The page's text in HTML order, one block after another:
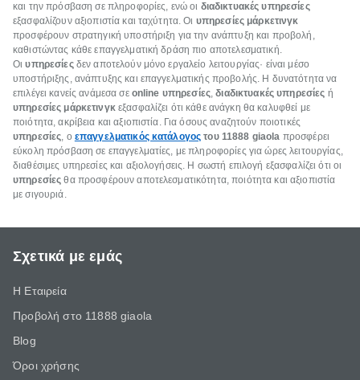
και την πρόσβαση σε πληροφορίες, ενώ οι διαδικτυακές υπηρεσίες
εξασφαλίζουν αξιοπιστία και ταχύτητα. Οι υπηρεσίες μάρκετινγκ
προσφέρουν στρατηγική υποστήριξη για την ανάπτυξη και προβολή,
καθιστώντας κάθε επαγγελματική δράση πιο αποτελεσματική.
Οιυπηρεσίεςδεν αποτελούν μόνο εργαλείο λειτουργίας· είναι μέσο
υποστήριξης, ανάπτυξης και επαγγελματικής προβολής. Η δυνατότητα να
επιλέγει κανείς ανάμεσα σε online υπηρεσίες,διαδικτυακές υπηρεσίες ή
υπηρεσίες μάρκετινγκεξασφαλίζει ότι κάθε ανάγκη θα καλυφθεί με
ποιότητα, ακρίβεια και αξιοπιστία. Για όσους αναζητούν ποιοτικές
υπηρεσίες, ο επαγγελματικός κατάλογος του 11888 giaola προσφέρει
εύκολη πρόσβαση σε επαγγελματίες, με πληροφορίες για ώρες λειτουργίας,
διαθέσιμες υπηρεσίες και αξιολογήσεις. Η σωστή επιλογή εξασφαλίζει ότι οι
υπηρεσίες θα προσφέρουν αποτελεσματικότητα, ποιότητα και αξιοπιστία
με σιγουριά.
Σχετικά με εμάς
Η Εταιρεία
Προβολή στο 11888 giaola
Blog
Όροι χρήσης